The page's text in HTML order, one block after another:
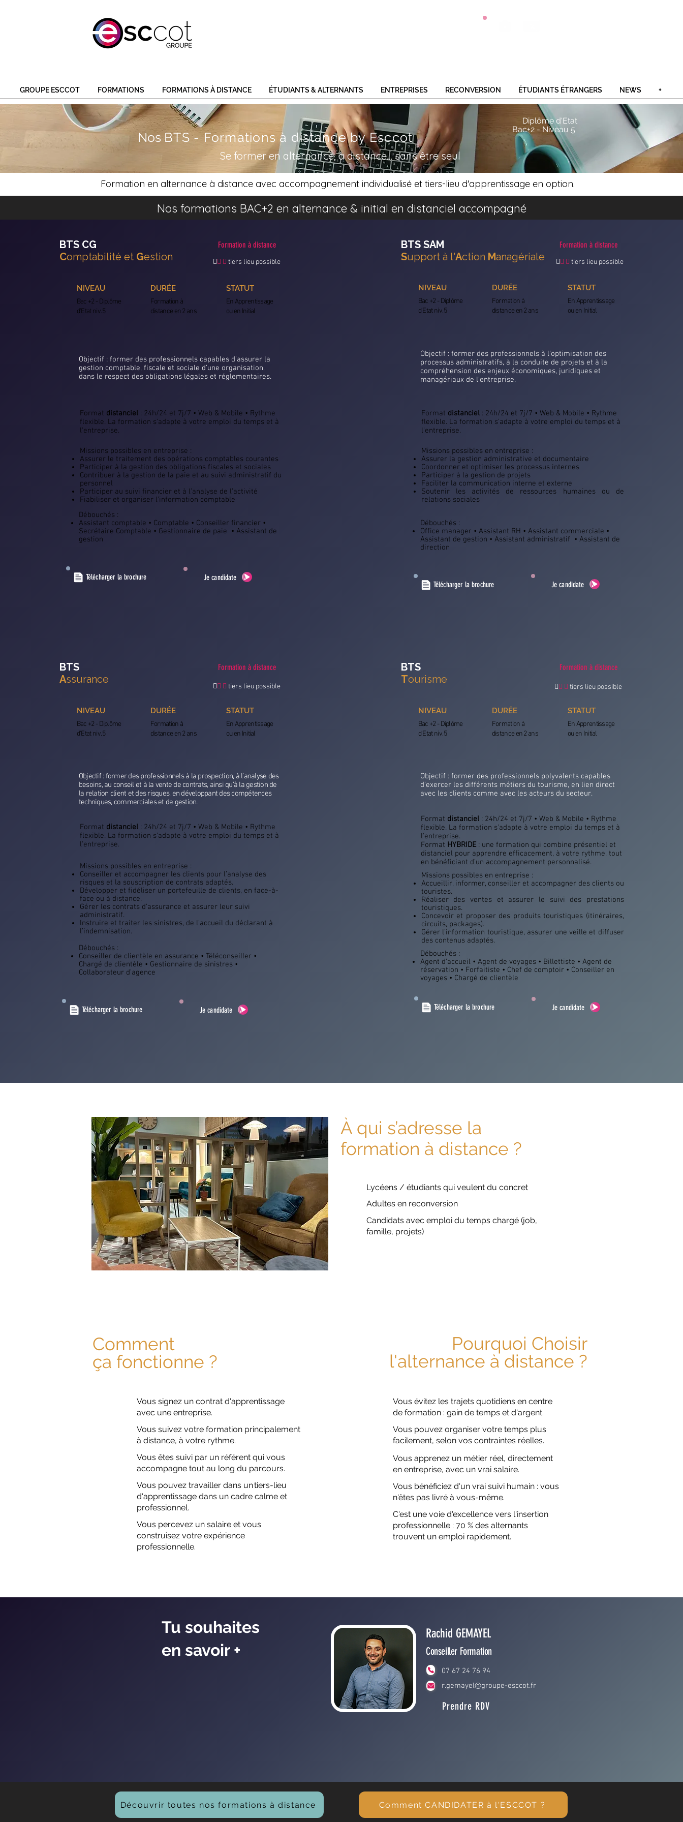
GROUPE ESCCOT FORMATIONS FORMATIONS À DISTANCE ÉTUDIANTS & ALTERNANTS ENTREPRISES RECONVERSION ÉTUDIANTS ÉTRANGERS NEWS +
Nos BTS - Formations à distance by Esccot
Se former en alternance, à distance… sans être seul
Diplôme d'Etat
Bac+2 - Niveau 5
Formation en alternance à distance avec accompagnement individualisé et tiers-lieu d'apprentissage en option.
Nos formations BAC+2 en alternance & initial en distanciel accompagné
BTS CG
Comptabilité et Gestion
Formation à distance
  tiers lieu possible
NIVEAU
Bac +2 - Diplôme
d'Etat niv. 5
DURÉE
Formation à
distance en 2 ans
STATUT
En Apprentissage
ou en Initial
Objectif : former des professionnels capables d’assurer la
gestion comptable, fiscale et sociale d’une organisation,
dans le respect des obligations légales et réglementaires.
Format distanciel : 24h/24 et 7j/7 • Web & Mobile • Rythme
flexible. La formation s'adapte à votre emploi du temps et à
l'entreprise.
Missions possibles en entreprise :
Assurer le traitement des opérations comptables courantes
Participer à la gestion des obligations fiscales et sociales
Contribuer à la gestion de la paie et au suivi administratif du
personnel
Participer au suivi financier et à l’analyse de l’activité
Fiabiliser et organiser l’information comptable
Débouchés :
Assistant comptable • Comptable • Conseiller financier •
Secrétaire Comptable • Gestionnaire de paie • Assistant de
gestion
Télécharger la brochure Je candidate
BTS SAM
Support à l'Action Managériale
Formation à distance
  tiers lieu possible
NIVEAU
Bac +2 - Diplôme
d'Etat niv. 5
DURÉE
Formation à
distance en 2 ans
STATUT
En Apprentissage
ou en Initial
Objectif : former des professionnels à l’optimisation des
processus administratifs, à la conduite de projets et à la
compréhension des enjeux économiques, juridiques et
managériaux de l’entreprise.
Format distanciel : 24h/24 et 7j/7 • Web & Mobile • Rythme
flexible. La formation s'adapte à votre emploi du temps et à
l'entreprise.
Missions possibles en entreprise :
Assurer la gestion administrative et documentaire
Coordonner et optimiser les processus internes
Participer à la gestion de projets
Faciliter la communication interne et externe
Soutenir les activités de ressources humaines ou de
relations sociales
Débouchés :
Office manager • Assistant RH • Assistant commerciale •
Assistant de gestion • Assistant administratif • Assistant de
direction
Télécharger la brochure Je candidate
BTS
Assurance
Formation à distance
  tiers lieu possible
NIVEAU
Bac +2 - Diplôme
d'Etat niv. 5
DURÉE
Formation à
distance en 2 ans
STATUT
En Apprentissage
ou en Initial
Objectif : former des professionnels à la prospection, à l’analyse des
besoins, au conseil et à la vente de contrats, ainsi qu’à la gestion de
la relation client et des risques, en développant des compétences
techniques, commerciales et de gestion.
Format distanciel : 24h/24 et 7j/7 • Web & Mobile • Rythme
flexible. La formation s'adapte à votre emploi du temps et à
l'entreprise.
Missions possibles en entreprise :
Conseiller et accompagner les clients pour l’analyse des
risques et la souscription de contrats adaptés.
Développer et fidéliser un portefeuille de clients, en face-à-
face ou à distance.
Gérer les contrats d’assurance et assurer leur suivi
administratif.
Instruire et traiter les sinistres, de l’accueil du déclarant à
l’indemnisation.
Débouchés :
Conseiller de clientèle en assurance • Téléconseiller •
Chargé de clientèle • Gestionnaire de sinistres •
Collaborateur d’agence
Télécharger la brochure Je candidate
BTS
Tourisme
Formation à distance
  tiers lieu possible
NIVEAU
Bac +2 - Diplôme
d'Etat niv. 5
DURÉE
Formation à
distance en 2 ans
STATUT
En Apprentissage
ou en Initial
Objectif : former des professionnels polyvalents capables
d’exercer les différents métiers du tourisme, en lien direct
avec les clients comme avec les acteurs du secteur.
Format distanciel : 24h/24 et 7j/7 • Web & Mobile • Rythme
flexible. La formation s'adapte à votre emploi du temps et à
l'entreprise.
Format HYBRIDE : une formation qui combine présentiel et
distanciel pour apprendre efficacement, à votre rythme, tout
en bénéficiant d’un accompagnement personnalisé.
Missions possibles en entreprise :
Accueillir, informer, conseiller et accompagner des clients ou
touristes.
Réaliser des ventes et assurer le suivi des prestations
touristiques.
Concevoir et proposer des produits touristiques (itinéraires,
circuits, packages).
Gérer l’information touristique, assurer une veille et diffuser
des contenus adaptés.
Débouchés :
Agent d'accueil • Agent de voyages • Billettiste • Agent de
réservation • Forfaitiste • Chef de comptoir • Conseiller en
voyages • Chargé de clientèle
Télécharger la brochure Je candidate
À qui s’adresse la
formation à distance ?
Lycéens / étudiants qui veulent du concret
Adultes en reconversion
Candidats avec emploi du temps chargé (job,
famille, projets)
Comment
ça fonctionne ?
Vous signez un contrat d'apprentissage
avec une entreprise.
Vous suivez votre formation principalement
à distance, à votre rythme.
Vous êtes suivi par un référent qui vous
accompagne tout au long du parcours.
Vous pouvez travailler dans un tiers-lieu
d'apprentissage dans un cadre calme et
professionnel.
Vous percevez un salaire et vous
construisez votre expérience
professionnelle.
Pourquoi Choisir
l'alternance à distance ?
Vous évitez les trajets quotidiens en centre
de formation : gain de temps et d'argent.
Vous pouvez organiser votre temps plus
facilement, selon vos contraintes réelles.
Vous apprenez un métier réel, directement
en entreprise, avec un vrai salaire.
Vous bénéficiez d'un vrai suivi humain : vous
n'êtes pas livré à vous-même.
C'est une voie d'excellence vers l'insertion
professionnelle : 70 % des alternants
trouvent un emploi rapidement.
Tu souhaites
en savoir +
Rachid GEMAYEL
Conseiller Formation
Prendre RDV
r.gemayel@groupe-esccot.fr
07 67 24 76 94
Découvrir toutes nos formations à distance Comment CANDIDATER à l'ESCCOT ?